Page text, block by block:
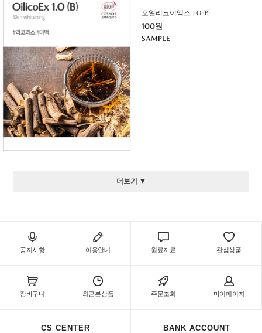
오일리코이엑스 1.0 (B)
100원
SAMPLE
더보기 ▼
공지사항 이용안내 원료자료 관심상품
장바구니 최근본상품 주문조회 마이페이지
CS CENTER
BANK ACCOUNT